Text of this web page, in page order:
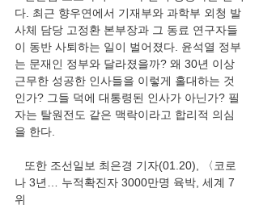
다. 최근 향우연에서 기재부와 과학부 외청 발
사체 담당 고정환 본부장과 그 동료 연구자들
이 동반 사퇴하는 일이 벌어졌다. 윤석열 정부
는 문재인 정부와 달라졌을까? 왜 30년 이상
근무한 성공한 인사들을 이렇게 홀대하는 것
인가? 그들 덕에 대통령된 인사가 아닌가? 필
자는 탈원전도 같은 맥락이라고 합리적 의심
을 한다.
나 3년… 누적확진자 3000만명 육박, 세계 7
위